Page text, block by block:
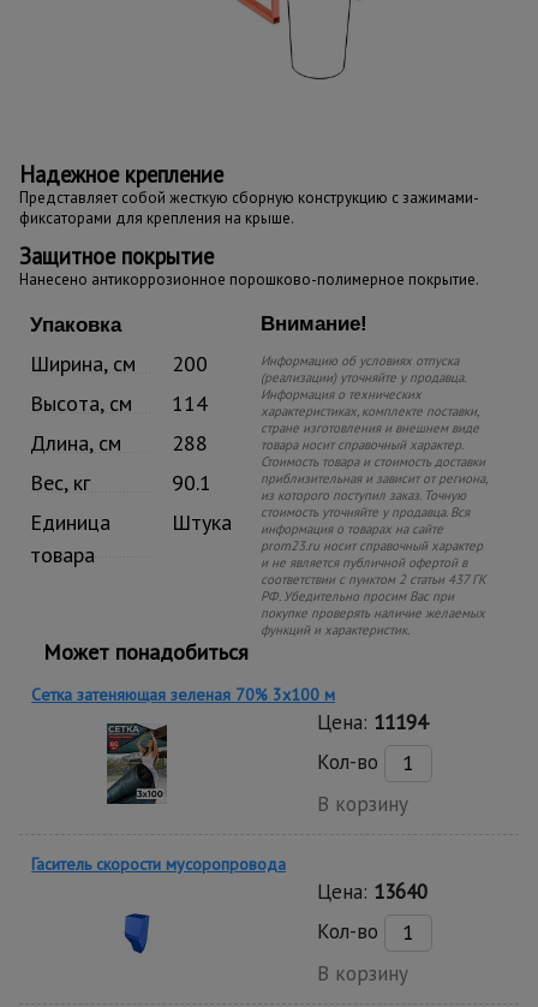
Надежное крепление
Представляет собой жесткую сборную конструкцию с зажимами-
фиксаторами для крепления на крыше.
Защитное покрытие
Нанесено антикоррозионное порошково-полимерное покрытие.
Упаковка
Ширина, см
200
Высота, см
114
Длина, см
288
Вес, кг
90.1
Единица
товара
Штука
Внимание!
Информацию об условиях отпуска
(реализации) уточняйте у продавца.
Информация о технических
характеристиках, комплекте поставки,
стране изготовления и внешнем виде
товара носит справочный характер.
Стоимость товара и стоимость доставки
приблизительная и зависит от региона,
из которого поступил заказ. Точную
стоимость уточняйте у продавца. Вся
информация о товарах на сайте
prom23.ru носит справочный характер
и не является публичной офертой в
соответствии с пунктом 2 статьи 437 ГК
РФ. Убедительно просим Вас при
покупке проверять наличие желаемых
функций и характеристик.
Может понадобиться
Сетка затеняющая зеленая 70% 3х100 м
Цена: 11194
Кол-во
В корзину
Гаситель скорости мусоропровода
Цена: 13640
Кол-во
В корзину